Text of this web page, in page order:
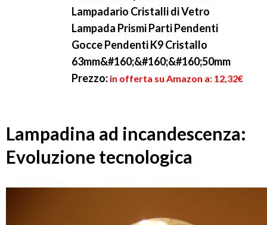
Lampadario Cristalli di Vetro
Lampada Prismi Parti Pendenti
Gocce Pendenti K9 Cristallo
63mm&#160;&#160;&#160;50mm
Prezzo: in offerta su Amazon a: 12,32€
Lampadina ad incandescenza:
Evoluzione tecnologica